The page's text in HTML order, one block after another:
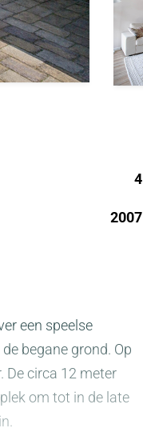
4
2007
een speelse
begane grond. Op
De circa 12 meter
om tot in de late